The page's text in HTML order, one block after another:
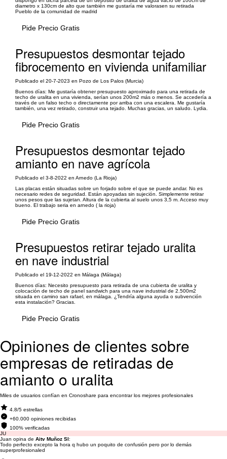
diametro x 130cm de alto que también me gustaría me valorasen su retirada
Pueblo de la comunidad de madrid
Pide Precio Gratis
Presupuestos desmontar tejado
fibrocemento en vivienda unifamiliar
Publicado el 20-7-2023 en Pozo de Los Palos (Murcia)
Buenos días: Me gustaría obtener presupuesto aproximado para una retirada de
techo de uralita en una vivienda, serían unos 200m2 más o menos. Se accedería a
través de un falso techo o directamente por arriba con una escalera. Me gustaría
también, una vez retirado, construir una tejado. Muchas gracias, un saludo. Lydia.
Pide Precio Gratis
Presupuestos desmontar tejado
amianto en nave agrícola
Publicado el 3-8-2022 en Arnedo (La Rioja)
Las placas están situadas sobre un forjado sobre el que se puede andar. No es
necesario redes de seguridad. Están apoyadas sin sujeción. Simplemente retirar
unos pesos que las sujetan. Altura de la cubierta al suelo unos 3,5 m. Acceso muy
bueno. El trabajo seria en arnedo ( la rioja)
Pide Precio Gratis
Presupuestos retirar tejado uralita
en nave industrial
Publicado el 19-12-2022 en Málaga (Málaga)
Buenos días: Necesito presupuesto para retirada de una cubierta de uralita y
colocación de techo de panel sandwich para una nave industrial de 2.500m2
situada en camino san rafael, en málaga. ¿Tendría alguna ayuda o subvención
esta instalación? Gracias.
Pide Precio Gratis
Opiniones de clientes sobre
empresas de retiradas de
amianto o uralita
Miles de usuarios confían en Cronoshare para encontrar los mejores profesionales
4.8/5 estrellas
+60.000 opiniones recibidas
100% verificadas
JU
Juan opina de Aitv Muñoz Sl:
Todo perfecto excepto la hora q hubo un poquito de confusión pero por lo demás
superprofesionaled